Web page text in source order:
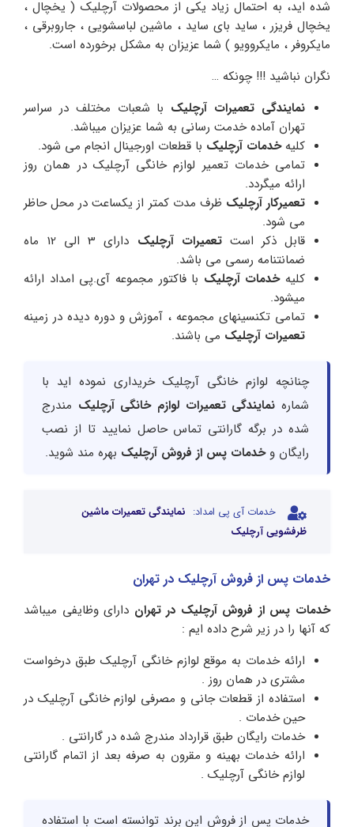
شده اید، به احتمال زیاد یکی از محصولات آرچلیک ( یخچال ،
یخچال فریزر ، ساید بای ساید ، ماشین لباسشویی ، جاروبرقی ،
مایکروفر ، مایکروویو ) شما عزیزان به مشکل برخورده است.
نگران نباشید !!! چونکه …
نمایندگی تعمیرات آرچلیک با شعبات مختلف در سراسر
تهران آماده خدمت رسانی به شما عزیزان میباشد.
کلیهخدمات آرچلیک با قطعات اورجینال انجام می شود.
تمامی خدمات تعمیر لوازم خانگی آرچلیک در همان روز
ارائه میگردد.
تعمیرکار آرچلیکظرف مدت کمتر از یکساعت در محل حاظر
می شود.
قابل ذکر استتعمیرات آرچلیک
دارای 3 الی 12 ماه
ضمانتنامه رسمی می باشد.
کلیهخدماتآرچلیک با فاکتور مجموعه آی.پی امداد ارائه
میشود.
تمامی تکنسینهای مجموعه ، آموزش و دوره دیده در زمینه
تعمیرات آرچلیک می باشند.
چنانچه لوازم خانگی آرچلیک خریداری نموده اید با
شماره نمایندگی تعمیرات لوازم خانگی آرچلیک مندرج
شده در برگه گارانتی تماس حاصل نمایید تا از نصب
رایگان وخدمات پس از فروش آرچلیک بهره مند شوید.
خدمات آی پی امداد: نمایندگی تعمیرات ماشین
ظرفشویی آرچلیک
خدمات پس از فروش آرچلیک در تهران
خدمات پس از فروش آرچلیک در تهران دارای وظایفی میباشد
که آنها را در زیر شرح داده ایم :
ارائه خدمات به موقع لوازم خانگی آرچلیک طبق درخواست
مشتری در همان روز .
استفاده از قطعات جانی و مصرفی لوازم خانگی آرچلیک در
حین خدمات .
خدمات رایگان طبق قرارداد مندرج شده در گارانتی .
ارائه خدمات بهینه و مقرون به صرفه بعد از اتمام گارانتی
لوازم خانگی آرچلیک .
خدمات پس از فروش این برند توانسته است با استفاده